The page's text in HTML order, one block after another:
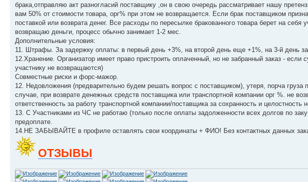
брака,отправляю акт разногласий поставщику ,он в свою очередь рассматривает нашу
вам 50% от стоимости товара, орг% при этом не возвращается. Если брак поставщиком
поставкой или возврата денег. Все расходы по пересылке бракованного товара берет на
возвращаю деньги, процесс обычно занимает 1-2 мес.
Дополнительные условия:
11. Штрафы. За задержку оплаты: в первый день +3%, на второй день еще +1%, на 3-й день
12.Хранение. Организатор имеет право пристроить оплаченный, но не забранный заказ -
участнику не возвращаются)
Совместные риски и форс-мажор.
12. Недовложения (предварительно будем решать вопрос с поставщиком), утеря, порча груза
случае, при возврате денежных средств поставщика или транспортной компании орг %. не
ответственность за работу транспортной компании/поставщика за сохранность и целостность
13. С Участниками из ЧС не работаю (только после оплаты задолженности всех долгов по
предоплате.
14.НЕ ЗАБЫВАЙТЕ в профиле оставлять свои координаты + ФИО! Без контактных данных
ОТЗЫВЫ